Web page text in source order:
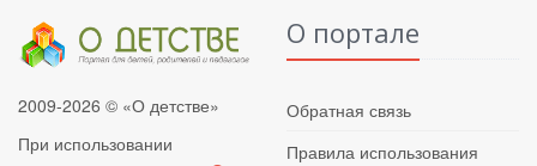
2009-2026 © «О детстве»
При использовании
О портале
Обратная связь
Правила использования